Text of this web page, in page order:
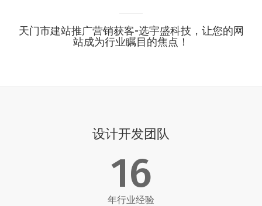
天门市建站推广营销获客-选宇盛科技，让您的网
站成为行业瞩目的焦点！
设计开发团队
16
年行业经验